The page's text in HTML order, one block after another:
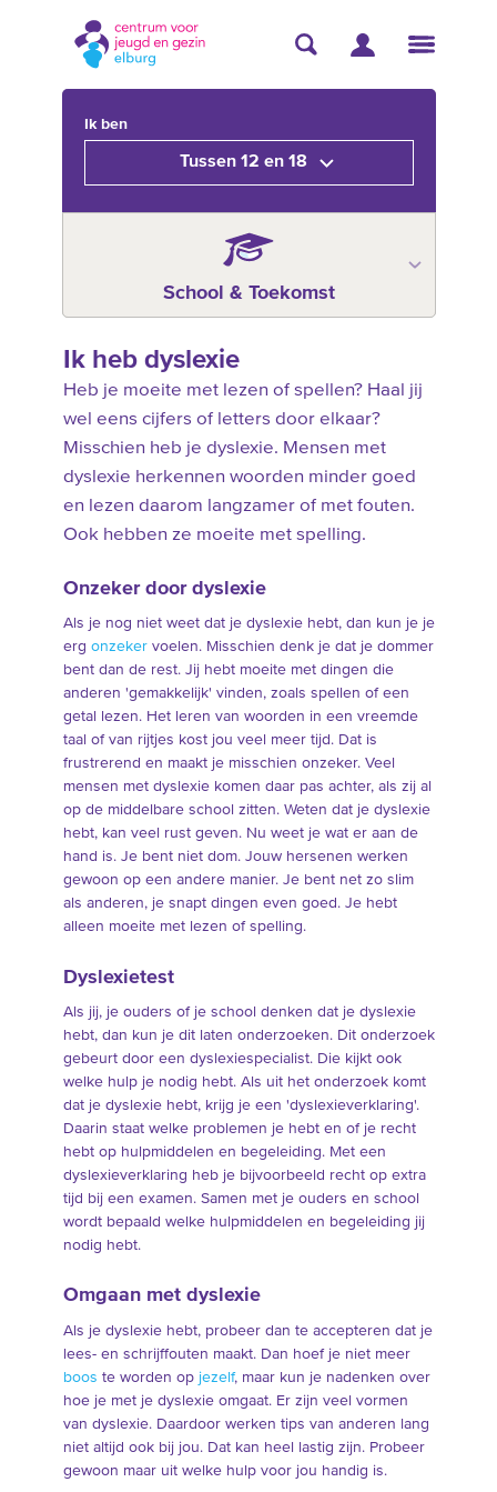
Ik ben
Tussen 12 en 18
School & Toekomst
Ik heb dyslexie
Heb je moeite met lezen of spellen? Haal jij
wel eens cijfers of letters door elkaar?
Misschien heb je dyslexie. Mensen met
dyslexie herkennen woorden minder goed
en lezen daarom langzamer of met fouten.
Ook hebben ze moeite met spelling.
Onzeker door dyslexie
Als je nog niet weet dat je dyslexie hebt, dan kun je je
erg onzekervoelen. Misschien denk je dat je dommer
bent dan de rest. Jij hebt moeite met dingen die
anderen 'gemakkelijk' vinden, zoals spellen of een
getal lezen. Het leren van woorden in een vreemde
taal of van rijtjes kost jou veel meer tijd. Dat is
frustrerend en maakt je misschien onzeker. Veel
mensen met dyslexie komen daar pas achter, als zij al
op de middelbare school zitten. Weten dat je dyslexie
hebt, kan veel rust geven. Nu weet je wat er aan de
hand is. Je bent niet dom. Jouw hersenen werken
gewoon op een andere manier. Je bent net zo slim
als anderen, je snapt dingen even goed. Je hebt
alleen moeite met lezen of spelling.
Dyslexietest
Als jij, je ouders of je school denken dat je dyslexie
hebt, dan kun je dit laten onderzoeken. Dit onderzoek
gebeurt door een dyslexiespecialist. Die kijkt ook
welke hulp je nodig hebt. Als uit het onderzoek komt
dat je dyslexie hebt, krijg je een 'dyslexieverklaring'.
Daarin staat welke problemen je hebt en of je recht
hebt op hulpmiddelen en begeleiding. Met een
dyslexieverklaring heb je bijvoorbeeld recht op extra
tijd bij een examen. Samen met je ouders en school
wordt bepaald welke hulpmiddelen en begeleiding jij
nodig hebt.
Omgaan met dyslexie
Als je dyslexie hebt, probeer dan te accepteren dat je
lees- en schrijffouten maakt. Dan hoef je niet meer
boos te worden op jezelf, maar kun je nadenken over
hoe je met je dyslexie omgaat. Er zijn veel vormen
van dyslexie. Daardoor werken tips van anderen lang
niet altijd ook bij jou. Dat kan heel lastig zijn. Probeer
gewoon maar uit welke hulp voor jou handig is.